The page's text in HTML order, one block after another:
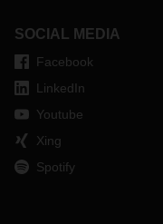
SOCIAL MEDIA
Facebook
LinkedIn
Youtube
Xing
Spotify